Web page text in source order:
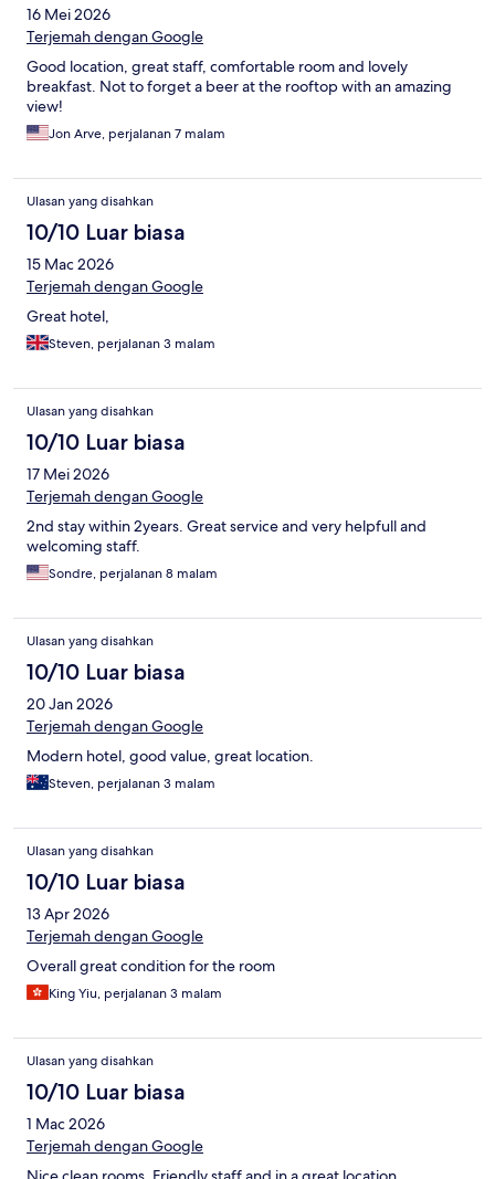
16 Mei 2026
Terjemah dengan Google
Good location, great staff, comfortable room and lovely
breakfast. Not to forget a beer at the rooftop with an amazing
view!
Jon Arve, perjalanan 7 malam
Ulasan yang disahkan
10/10 Luar biasa
15 Mac 2026
Terjemah dengan Google
Great hotel,
Steven, perjalanan 3 malam
Ulasan yang disahkan
10/10 Luar biasa
17 Mei 2026
Terjemah dengan Google
2nd stay within 2years. Great service and very helpfull and
welcoming staff.
Sondre, perjalanan 8 malam
Ulasan yang disahkan
10/10 Luar biasa
20 Jan 2026
Terjemah dengan Google
Modern hotel, good value, great location.
Steven, perjalanan 3 malam
Ulasan yang disahkan
10/10 Luar biasa
13 Apr 2026
Terjemah dengan Google
Overall great condition for the room
King Yiu, perjalanan 3 malam
Ulasan yang disahkan
10/10 Luar biasa
1 Mac 2026
Terjemah dengan Google